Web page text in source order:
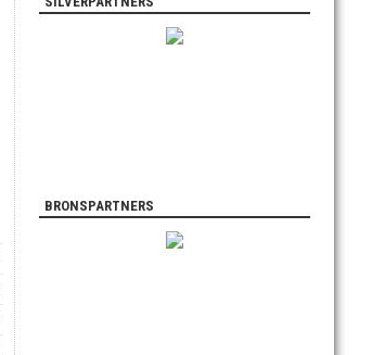
BRONSPARTNERS